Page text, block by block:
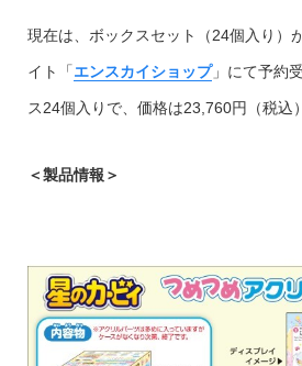
現在は、ボックスセット（24個入り）
イト「エンスカイショップ」にて予約
ス24個入りで、価格は23,760円（税込
＜製品情報＞